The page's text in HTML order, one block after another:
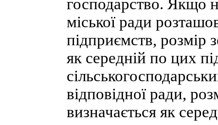
господарство. Якщо
міської ради
підприємств, розмір
як середній по цих
відповідної ради,
визначається як